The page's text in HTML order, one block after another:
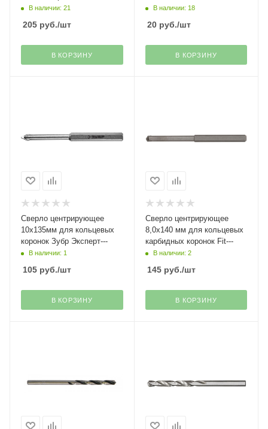
В наличии: 21
205 руб./шт
В КОРЗИНУ
В наличии: 18
20руб./шт
В КОРЗИНУ
Сверло центрирующее
10х135мм для кольцевых
коронок Зубр Эксперт---
В наличии: 1
105 руб./шт
В КОРЗИНУ
Сверло центрирующее
8,0х140 мм для кольцевых
карбидных коронок Fit---
В наличии: 2
145руб./шт
В КОРЗИНУ